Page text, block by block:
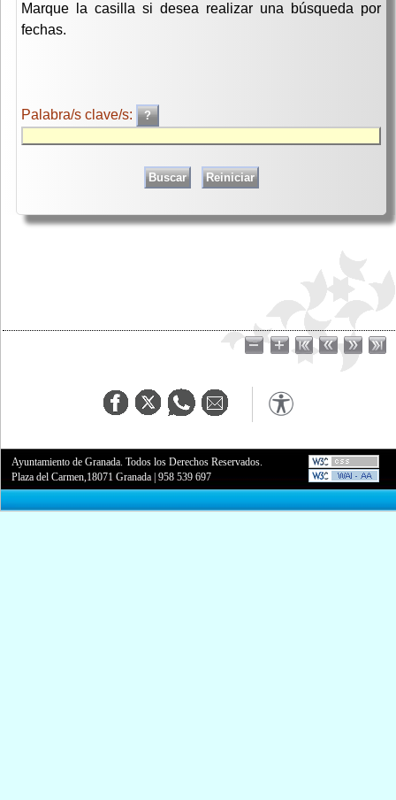
Marque la casilla si desea realizar una búsqueda por
fechas.
Palabra/s clave/s:
Ayuntamiento de Granada. Todos los Derechos Reservados.
Plaza del Carmen,18071 Granada |958 539 697